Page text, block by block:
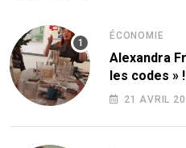
ÉCONOMIE
Alexandra
les codes » !
21 AVRIL